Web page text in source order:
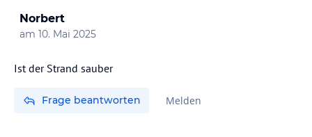
Norbert
am 10. Mai 2025
Ist der Strand sauber
Frage beantworten Melden